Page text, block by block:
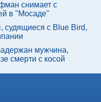
снимает с
в "Мосаде"
судящиеся с Blue Bird,
мужчина,
смерти с косой